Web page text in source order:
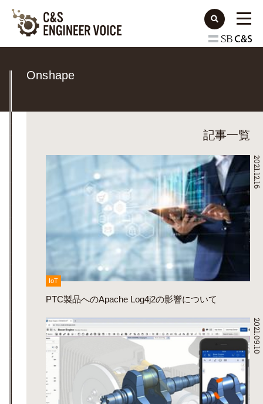
Onshape
記事一覧
2021.12.16
IoT
PTC製品へのApache Log4j2の影響について
2021.09.10